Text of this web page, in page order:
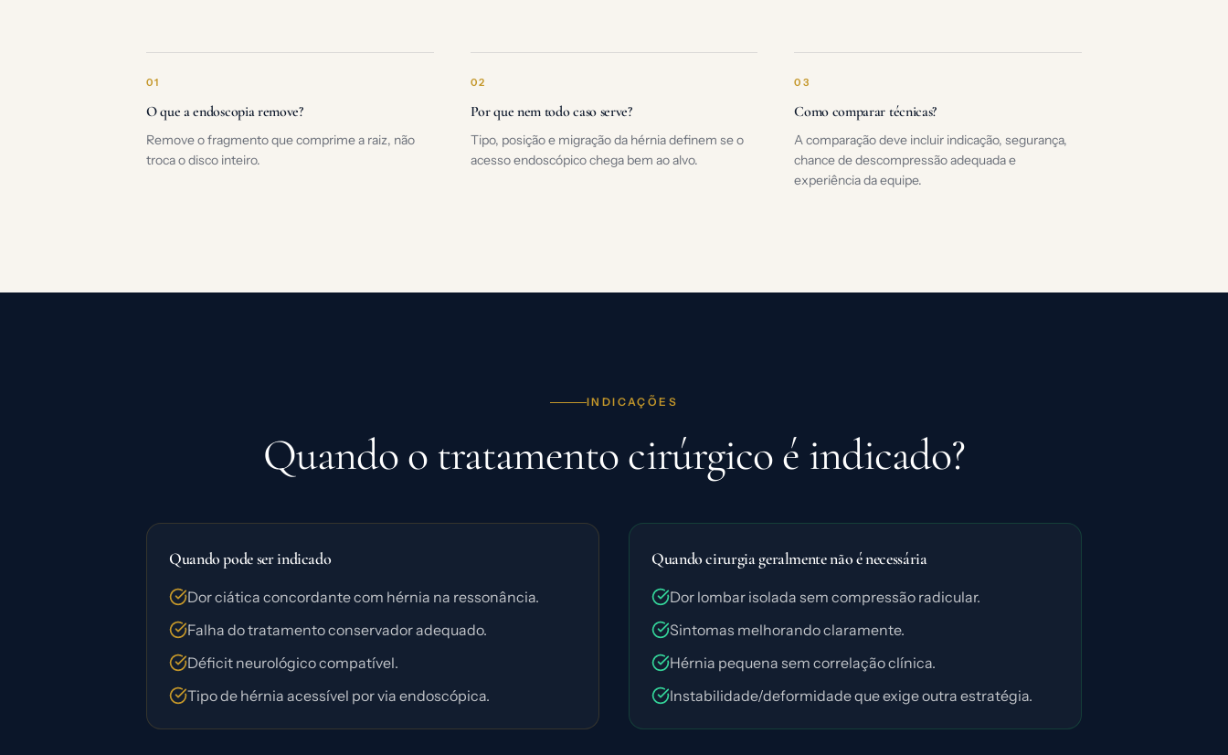
01
O que a endoscopia remove?
Remove o fragmento que comprime a raiz, não
troca o disco inteiro.
02
Por que nem todo caso serve?
Tipo, posição e migração da hérnia definem se o
acesso endoscópico chega bem ao alvo.
03
Como comparar técnicas?
A comparação deve incluir indicação, segurança,
chance de descompressão adequada e
experiência da equipe.
INDICAÇÕES
Quando o tratamento cirúrgico é indicado?
Quando pode ser indicado
Dor ciática concordante com hérnia na ressonância.
Falha do tratamento conservador adequado.
Déficit neurológico compatível.
Tipo de hérnia acessível por via endoscópica.
Quando cirurgia geralmente não é necessária
Dor lombar isolada sem compressão radicular.
Sintomas melhorando claramente.
Hérnia pequena sem correlação clínica.
Instabilidade/deformidade que exige outra estratégia.